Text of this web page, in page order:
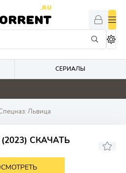
.RU
СЕРИАЛЫ
0 0
Львица
СКАЧАТЬ
7.8
СМОТРЕТЬ